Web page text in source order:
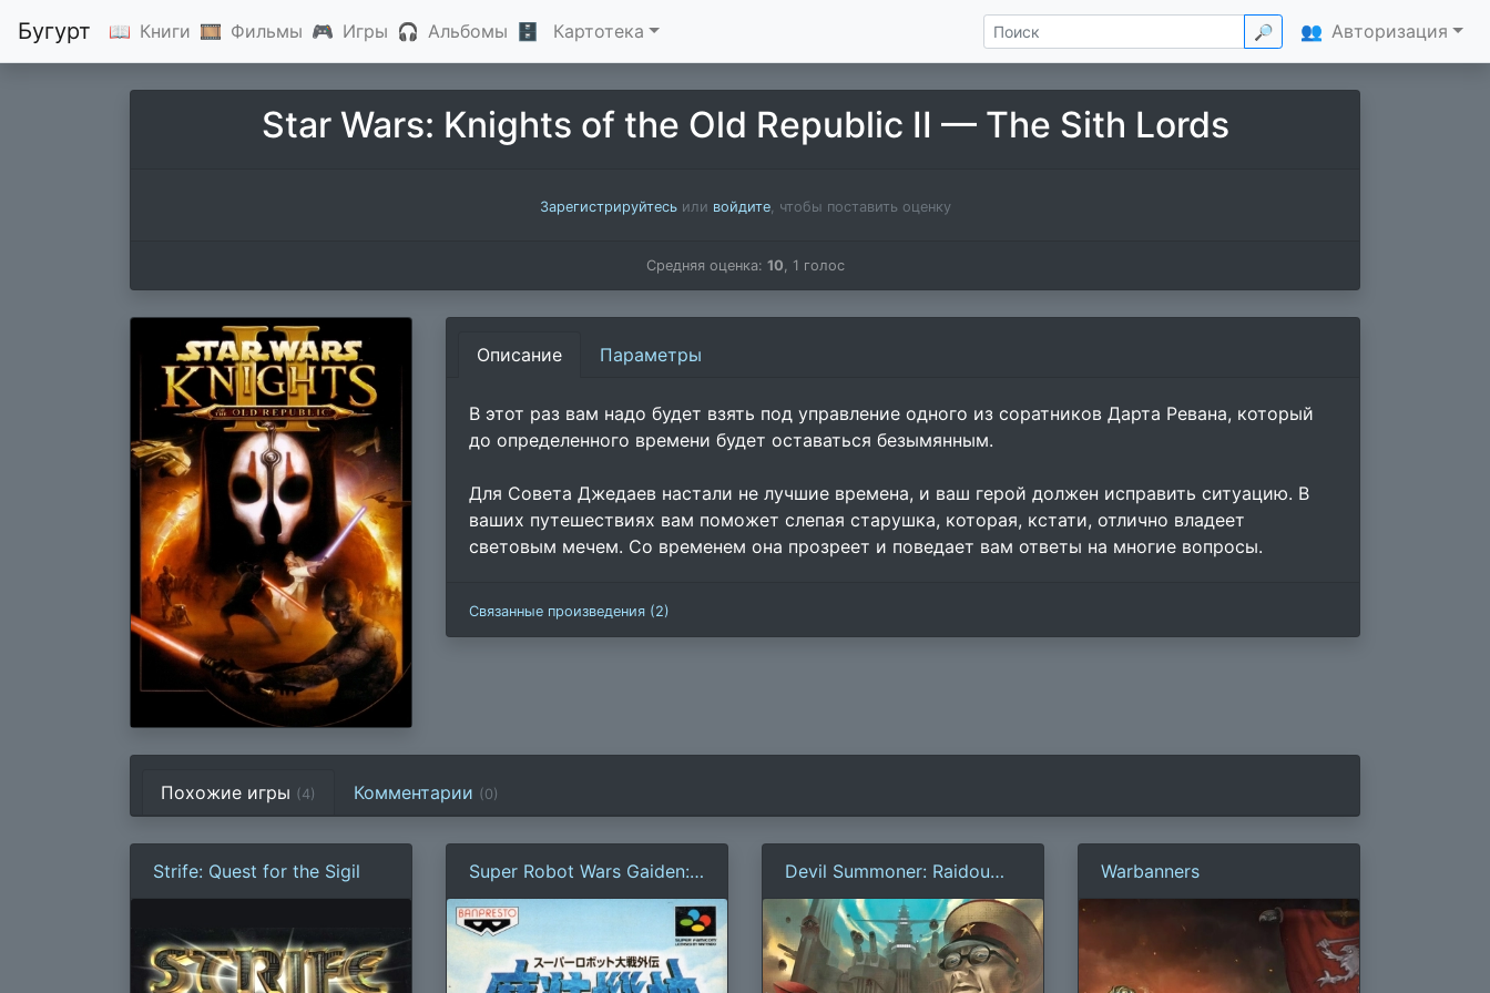
Бугурт 📖 Книги 🎞 Фильмы 🎮 Игры 🎧 Альбомы 🗄 Картотека 🔎 👥 Авторизация
Star Wars: Knights of the Old Republic II — The Sith Lords
Зарегистрируйтесьили войдите, чтобы поставить оценку
Средняя оценка: 10, 1 голос
Описание Параметры
В этот раз вам надо будет взять под управление одного из соратников Дарта Ревана, который
до определенного времени будет оставаться безымянным.
Для Совета Джедаев настали не лучшие времена, и ваш герой должен исправить ситуацию. В
ваших путешествиях вам поможет слепая старушка, которая, кстати, отлично владеет
световым мечем. Со временем она прозреет и поведает вам ответы на многие вопросы.
Связанные произведения (2)
Похожие игры (4) Комментарии (0)
Strife: Quest for the Sigil
Super Robot Wars Gaiden:
Masoukishin — The Lord Of
Elemental
Devil Summoner: Raidou
Kuzunoha vs. the Soulless
Army
Warbanners